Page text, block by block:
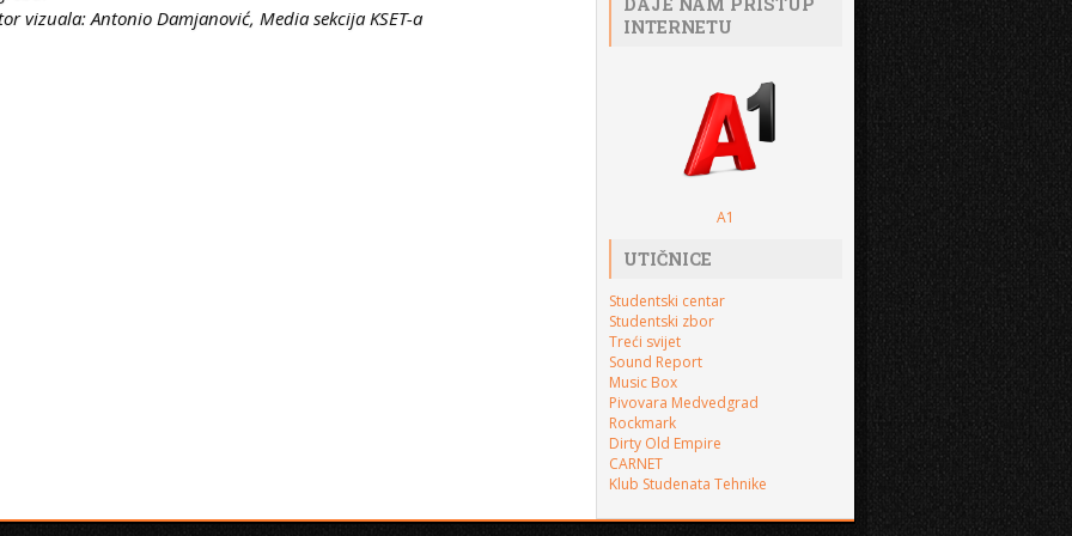
vizuala: Antonio Damjanović, Media sekcija KSET-a
INTERNETU
A1
UTIČNICE
Studentski centar
Studentski zbor
Treći svijet
Sound Report
Music Box
Pivovara Medvedgrad
Rockmark
Dirty Old Empire
CARNET
Klub Studenata Tehnike